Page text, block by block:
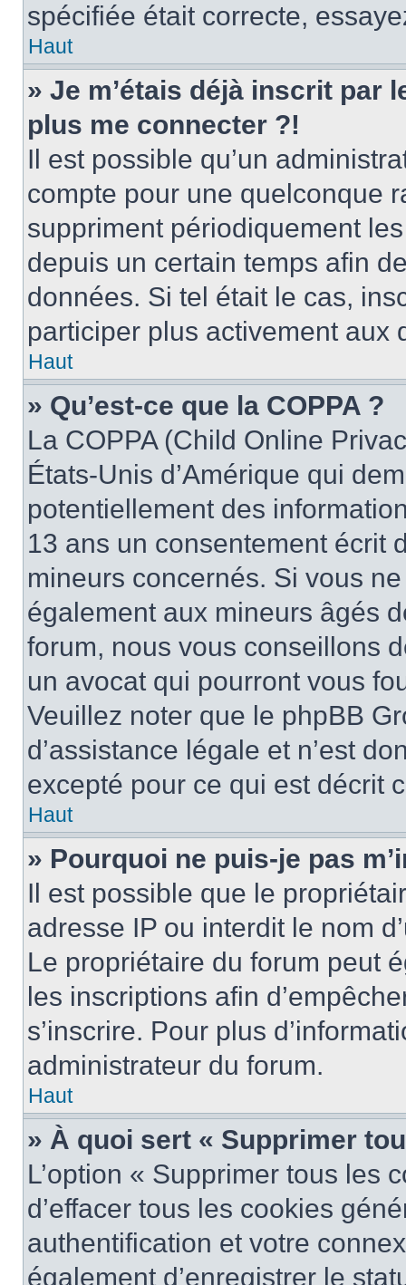
spécifiée était correcte,
Haut
» Je m’étais déjà inscrit par
plus me connecter ?!
Il est possible qu’un
compte pour une quelconque
suppriment périodiquement
depuis un certain temps afin
données. Si tel était le cas,
participer plus activement aux
Haut
» Qu’est-ce que la COPPA ?
La COPPA (Child Online
États-Unis d’Amérique qui
potentiellement des
13 ans un consentement écrit
mineurs concernés. Si vous
également aux mineurs âgés
forum, nous vous conseillons
un avocat qui pourront vous
Veuillez noter que le phpBB
d’assistance légale et n’est
excepté pour ce qui est décrit
Haut
» Pourquoi ne puis-je pas
Il est possible que le
adresse IP ou interdit le nom
Le propriétaire du forum peut
les inscriptions afin
s’inscrire. Pour plus
administrateur du forum.
Haut
» À quoi sert « Supprimer
L’option « Supprimer tous les
d’effacer tous les cookies
authentification et votre
également d’enregistrer le